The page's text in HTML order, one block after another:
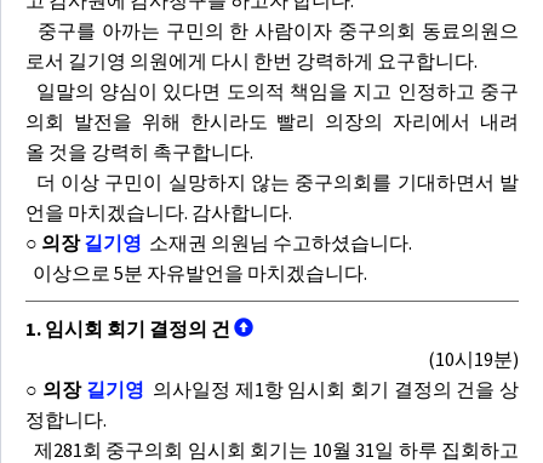
중구를 아까는 구민의 한 사람이자 중구의회 동료의원으
로서 길기영 의원에게 다시 한번 강력하게 요구합니다.
일말의 양심이 있다면 도의적 책임을 지고 인정하고 중구
의회 발전을 위해 한시라도 빨리 의장의 자리에서 내려
올 것을 강력히 촉구합니다.
더 이상 구민이 실망하지 않는 중구의회를 기대하면서 발
언을 마치겠습니다. 감사합니다.
○ 의장길기영 소재권 의원님 수고하셨습니다.
이상으로 5분 자유발언을 마치겠습니다.
1. 임시회 회기 결정의 건
(10시19분)
○ 의장 길기영 의사일정 제1항 임시회 회기 결정의 건을 상
정합니다.
제281회 중구의회 임시회 회기는 10월 31일 하루 집회하고